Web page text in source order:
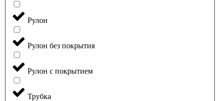
Рулон
Рулон без покрытия
Рулон с покрытием
Трубка